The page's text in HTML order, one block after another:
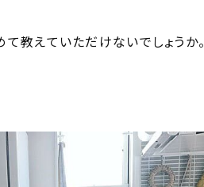
教えていただけないでしょうか。